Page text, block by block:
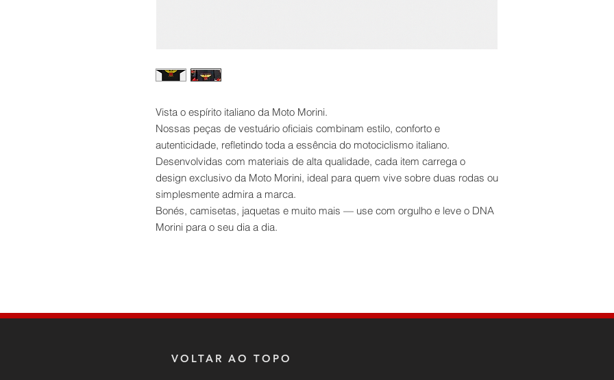
Vista o espírito italiano da Moto Morini.
Nossas peças de vestuário oficiais combinam estilo, conforto e
autenticidade, refletindo toda a essência do motociclismo italiano.
Desenvolvidas com materiais de alta qualidade, cada item carrega o
design exclusivo da Moto Morini, ideal para quem vive sobre duas rodas ou
simplesmente admira a marca.
Bonés, camisetas, jaquetas e muito mais — use com orgulho e leve o DNA
Morini para o seu dia a dia.
VOLTAR AO TOPO